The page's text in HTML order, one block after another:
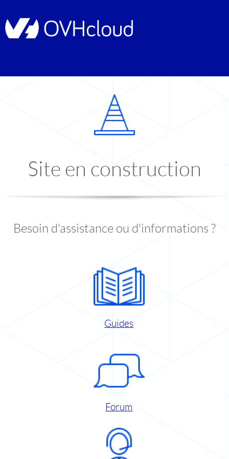
Site en construction
Besoin d'assistance ou d'informations ?
Guides
Forum